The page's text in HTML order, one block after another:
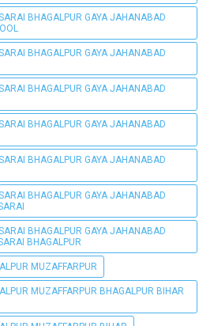
BHAGALPUR GAYA JAHANABAD
BHAGALPUR GAYA JAHANABAD
BHAGALPUR GAYA JAHANABAD
BHAGALPUR GAYA JAHANABAD
BHAGALPUR GAYA JAHANABAD
BHAGALPUR GAYA JAHANABAD
BHAGALPUR GAYA JAHANABAD
BHAGALPUR
MUZAFFARPUR
MUZAFFARPUR BHAGALPUR BIHAR